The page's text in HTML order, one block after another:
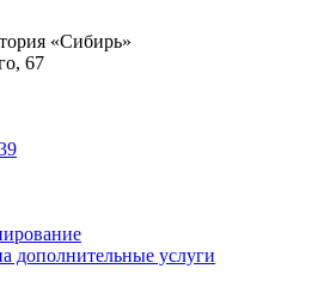
«Сибирь»
67
дополнительные услуги